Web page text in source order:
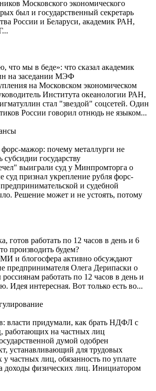
Московского экономического
был и государственный секретарь
России и Беларуси, академик РАН,
что мы в беде»: что сказал академик
на заседании МЭФ
на Московском экономическом
Института океанологии РАН,
стал "звездой" соцсетей. Один
России говорил отнюдь не языком...
мажор: почему металлурги не
государству
выиграли суд у Минпромторга о
суд признал укрепление рубля форс-
и судебной
Решение может и не устоять, потому
готов работать по 12 часов в день и 6
производить будем?
и блогосфера активно обсуждают
предпринимателя Олега Дерипаски о
работать по 12 часов в день и
Идея интересная. Вот только есть во...
власти придумали, как брать НДФЛ с
работающих на частных лиц
думой одобрен
устанавливающий для трудовых
у частных лиц, обязанность по уплате
доходы физических лиц. Инициатором